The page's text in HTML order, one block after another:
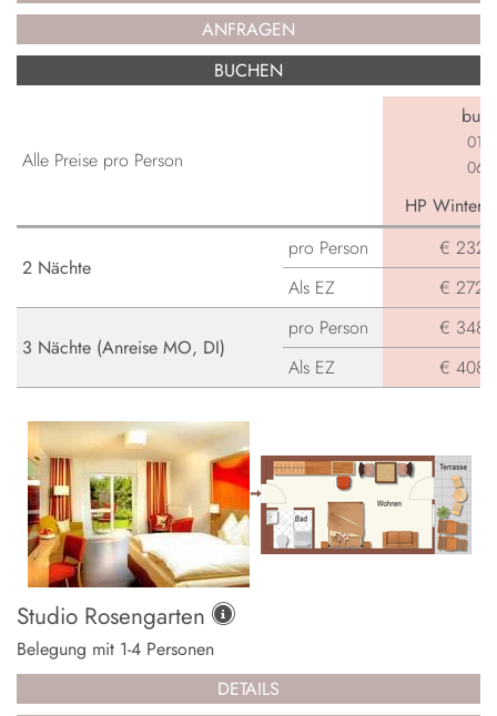
ANFRAGEN
BUCHEN
Alle Preise pro Person
HP
2 Nächte
pro Person
€ 232,-
Als EZ
€ 272,-
3 Nächte (Anreise MO, DI)
pro Person
€ 348,-
Als EZ
€ 408,-
Studio Rosengarten
Belegung mit 1-4 Personen
DETAILS